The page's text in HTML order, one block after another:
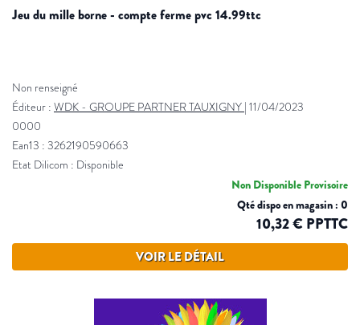
jeu du mille borne - compte ferme pvc 14.99ttc
Non renseigné
Éditeur : WDK - GROUPE PARTNER TAUXIGNY | 11/04/2023
0000
Ean13 : 3262190590663
Etat Dilicom : Disponible
Non Disponible Provisoire
Qté dispo en magasin : 0
10,32 € PPTTC
VOIR LE DÉTAIL